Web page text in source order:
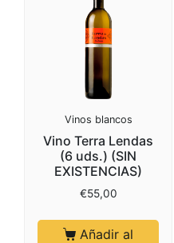
Vinos blancos
Vino Terra Lendas
(6 uds.) (SIN
EXISTENCIAS)
€55,00
Añadir al